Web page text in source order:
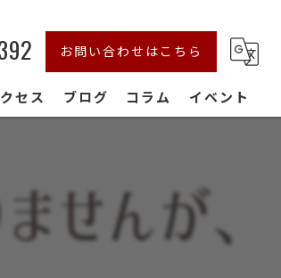
お問い合わせはこちら
セス ブログ コラム イベント